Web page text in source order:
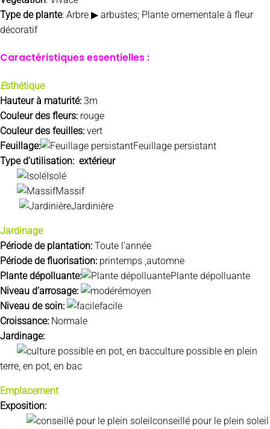
Type de plante: Arbre ▶ arbustes; Plante ornementale à fleur
décoratif
Caractéristiques essentielles :
Esthétique
Hauteur à maturité: 3m
Couleur des fleurs: rouge
Couleur des feuilles: vert
Feuillage:
Feuillage persistant
Type d’utilisation: extérieur
Isolé
Massif
Jardinière
Jardinage
Période de plantation: Toute l’année
Période de fluorisation: printemps ,automne
Plante dépolluante:
Plante dépolluante
Niveau d’arrosage:
moyen
Niveau de soin:
facile
Croissance: Normale
Jardinage:
culture possible en plein
terre, en pot, en bac
Emplacement
Exposition:
conseillé pour le plein soleil